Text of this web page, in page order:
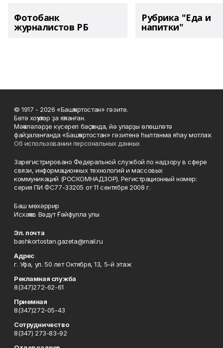
Фотобанк
журналистов РБ
Рубрика "Еда и
напитки"
© 1917 - 2026 «Башҡортостан» гәзите.
Бөтә хоҡуҡтар ҙа яҡланған.
Мәҡәләләрҙе күсереп баҫҡанда, йә уларҙы өлөшләтә
файҙаланғанда «Башҡортостан» гәзитенә һылтанма яһау мотлаҡ.
Об использовании персональных данных
Зарегистрировано Федеральной службой по надзору в сфере
связи, информационных технологий и массовых
коммуникаций (РОСКОМНАДЗОР). Регистрационный номер:
серия ПИ ФС77-33205 от 11 сентября 2008 г.
Баш мөхәррир
Исхаҡов Вәдүт Ғәйфулла улы
Эл. почта
bashkortostan.gazeta@mail.ru
Адрес
г. Уфа, ул. 50 лет Октября, 13, 5-й этаж
Рекламная служба
8(347)272-62-61
Приемная
8(347)272-05-43
Сотрудничество
8(347) 273-83-92